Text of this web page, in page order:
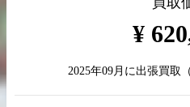
¥
2025年09月 に出張買取 （